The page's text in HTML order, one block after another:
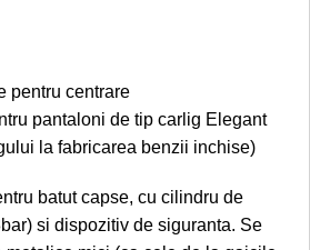
pentru centrare
pantaloni de tip carlig Elegant
la fabricarea benzii inchise)
batut capse, cu cilindru de
si dispozitiv de siguranta. Se